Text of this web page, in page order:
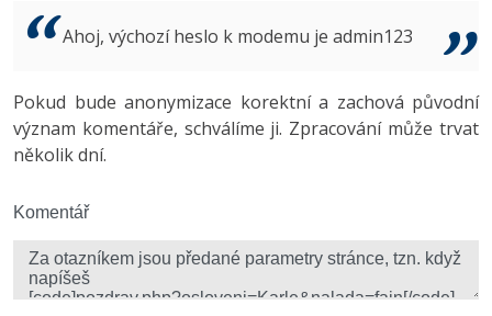
Copywriter
WordPress specialista
Algoritmy -41%
Umělá inteligence (AI) -10%
Fórum
Windows
Kybernetická bezpečnost
Fórum
Ahoj, výchozí heslo k modemu je admin123
Pokud bude anonymizace korektní a zachová původní
význam komentáře, schválíme ji. Zpracování může trvat
několik dní.
Komentář